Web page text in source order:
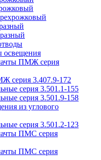
освещения
ПМЖ серия
серия 3.407.9-172
серия 3.501.1-155
серия 3.501.9-158
из углового
серия 3.501.2-123
ПМС серия
ПМС серия